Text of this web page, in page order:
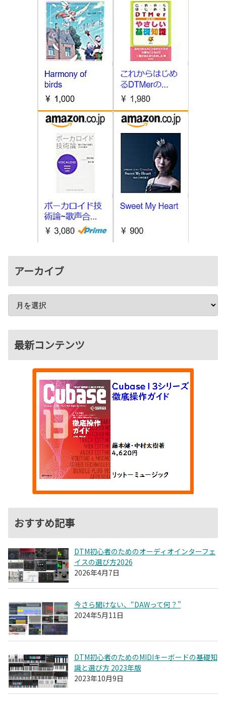
アーカイブ
最新コンテンツ
おすすめ記事
DTM初心者のためのオーディオインターフェ
イスの選び方2026
2026年4月7日
今さら聞けない、“DAWって何？”
2024年5月11日
DTM初心者のためのMIDIキーボードの基礎知
識と選び方 2023年版
2023年10月9日